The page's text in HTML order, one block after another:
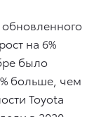
на 6%
было
больше, чем
Toyota